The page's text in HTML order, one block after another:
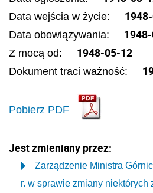
Data wejścia w życie:
Data obowiązywania:
Z mocą od: 1948-05-12
Dokument traci ważność:
Pobierz PDF
Jest zmieniany przez:
Zarządzenie Ministra
r. w sprawie zmiany niektórych